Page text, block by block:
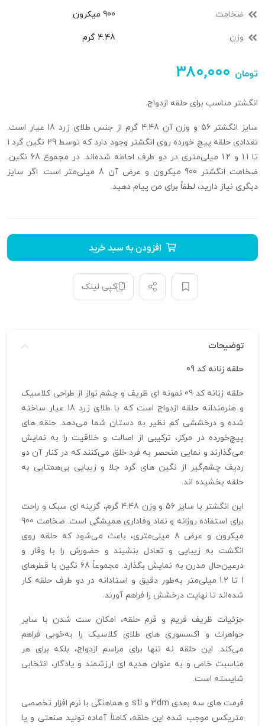
ضخامت 900 میکرون
وزن 4.48 گرم
۳۸۰,۰۰۰ تومان
انگشتر مناسب برای حلقه ازدواج.
سایز انگشتر 56 و وزن آن 4.48 گرم از جنس طلای زرد 18 عیار است.
تعدادی حلقه پیچ‌ خورده روی انگشتر وجود دارد که توسط 29 نگین گرد 1
تا 1.1 و 1.2 میلی‌متری در دو طرف احاطه شده‌اند. در مجموع 68 نگین.
ضخامت انگشتر 900 میکرون و عرض آن 8 میلی‌متر است. اگر سایز
دیگری نیاز دارید، لطفاً برای من پیام دهید.
افزودن به سبد خرید
کپی لینک
توضیحات
حلقه زنانه کد 09
حلقه زنانه کد 09 نمونه‌ ای ظریف و چشم‌ نواز از طراحی کلاسیک
و هنرمندانه حلقه‌ ازدواج است که با طلای زرد 18 عیار ساخته
شده و درخششی کم‌ نظیر به دستان شما می‌دهد. حلقه‌ های
پیچ‌خورده در مرکز، ترکیبی از اصالت و خلاقیت را به نمایش
می‌گذارند و نمایی منحصر به‌ فرد خلق می‌کنند که در کنار آن دو
ردیف چشم‌گیر از نگین‌ های گرد جلا و زیبایی بی‌همتایی به
حلقه بخشیده‌ اند.
این انگشتر با سایز 56 و وزن 4.48 گرم، گزینه‌ ای سبک و راحت
برای استفاده روزانه و نماد وفاداری همیشگی است. ضخامت 900
میکرون و عرض 8 میلی‌متری، باعث می‌شود که حلقه روی
انگشت به زیبایی و تعادل بنشیند و حضورش را با وقار و
درعین‌حال مدرن به نمایش بگذارد. مجموعاً 68 نگین با قطرهای
1 تا 1.2 میلی‌متر به‌طور دقیق و استادانه در دو طرف حلقه کار
شده‌اند تا نهایت درخشش را فراهم آورند.
جزئیات ظریف فریم و فرم حلقه، امکان ست شدن با سایر
جواهرات و اکسسوری‌ های طلای کلاسیک را به‌خوبی فراهم
می‌کند. این حلقه نه‌ تنها برای مراسم ازدواج، بلکه برای هر
مناسبت خاص و به‌ عنوان هدیه‌ ای ارزشمند و یادگار، انتخابی
شایسته است.
فرمت‌ های سه‌ بعدی 3dm و stl و هماهنگی با نرم‌ افزار تخصصی
متریکس موجب شده این حلقه، کاملاً آماده تولید صنعتی و یا